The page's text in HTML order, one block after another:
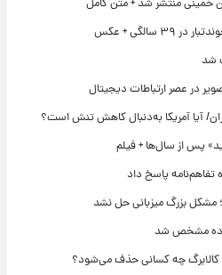
منتشر شد + متن کامل
+ عکس
در عصر ارتباطات دیجیتال
آیا آمریکا به‌دنبال کاهش تنش است؟
پس از سال‌ها + فیلم
پاسخ داد
بزرگ میزبانی حل نشد
مشخص شد
کالابرگ چه کسانی حذف می‌شود؟